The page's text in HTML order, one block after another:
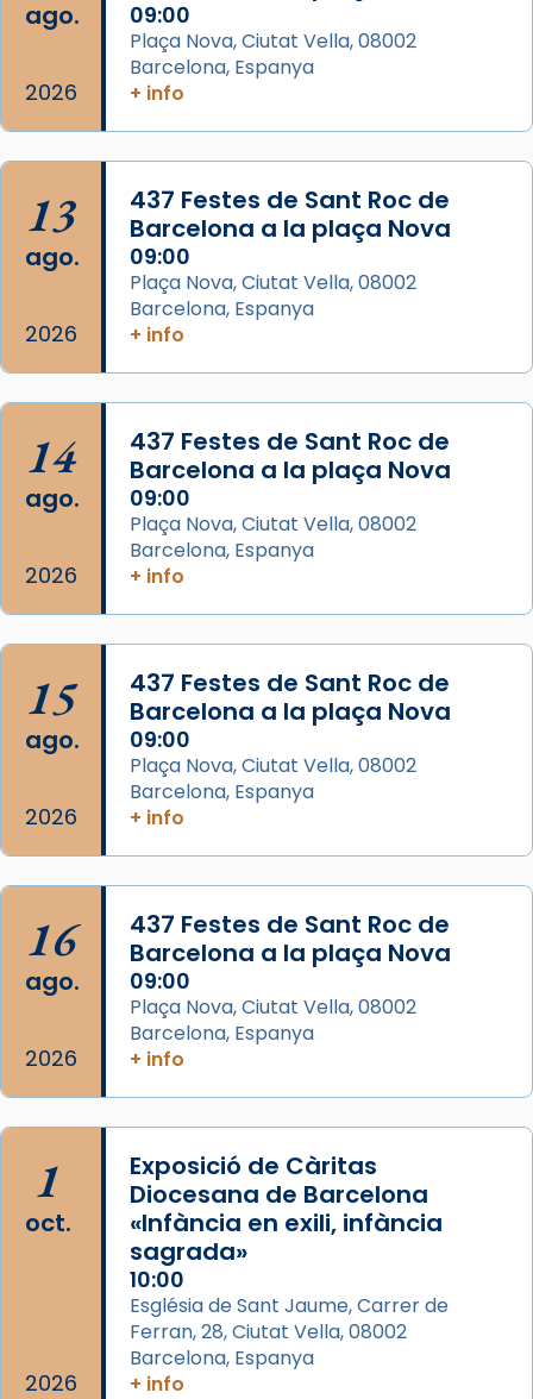
Aquest dilluns, 27 de juliol, ha tingut lloc la
missa d’acció de gràcies en agraïment al
comitè organitzador de la visita apostòlica
col·laboradors, a la Catedral de Barcelona.
Josep Omella, ha presidit la missa i l’ha
concelebrat el bisbe auxiliar de Barcelona,
Mons. David Abadías.
📸 Dr. G. Simón
Foto
Arquebisbat de Barcelona
2 weeks ago
Memòria de les santes Juliana i
Semproniana, verges i màrtirs.
Acompanyant la història de sant Cugat, a
partir de l’Edat Mitjana sorgeix la tradició
que les santes Juliana (“relatiu a Júlia”) i
Semproniana (“relatiu a Semprònia =
eterna”) són deixebles seves. I l’any 1667, el
frare Joan Gaspar Roig, afirma en una obra
que les santes són filles de l’antiga Iluro.
Mataró en reivindicarà les relíq
...
ago.
2026
09:00
Plaça Nova, Ciutat Vella, 08002
Barcelona, Espanya
+ info
13
ago.
2026
437 Festes de Sant Roc de
Barcelona a la plaça Nova
09:00
Plaça Nova, Ciutat Vella, 08002
Barcelona, Espanya
+ info
14
ago.
2026
437 Festes de Sant Roc de
Barcelona a la plaça Nova
09:00
Plaça Nova, Ciutat Vella, 08002
Barcelona, Espanya
+ info
15
ago.
2026
437 Festes de Sant Roc de
Barcelona a la plaça Nova
09:00
Plaça Nova, Ciutat Vella, 08002
Barcelona, Espanya
+ info
16
ago.
2026
437 Festes de Sant Roc de
Barcelona a la plaça Nova
09:00
Plaça Nova, Ciutat Vella, 08002
Barcelona, Espanya
+ info
1
oct.
2026
Exposició de Càritas
Diocesana de Barcelona
«Infància en exili, infància
sagrada»
10:00
Església de Sant Jaume, Carrer de
Ferran, 28, Ciutat Vella, 08002
Barcelona, Espanya
+ info